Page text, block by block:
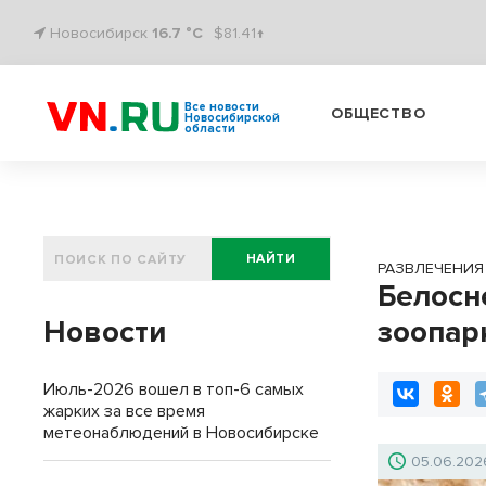
Новосибирск 16.7 °C $81.41↑
Все новости
Новосибирской
области
ОБЩЕСТВО
РАЗВЛЕЧЕНИЯ
НАЙТИ
Новости
Июль-2026 вошел в топ-6 самых
жарких за все время
метеонаблюдений в Новосибирске